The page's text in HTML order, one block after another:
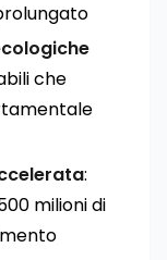
che
:
milioni di